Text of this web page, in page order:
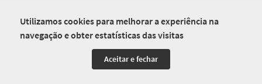
Utilizamos cookies para melhorar a experiência na
navegação e obter estatísticas das visitas
Aceitar e fechar